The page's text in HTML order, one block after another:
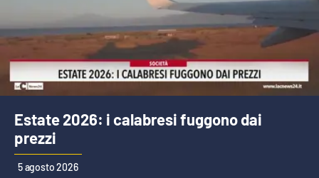
Estate 2026: i calabresi fuggono dai
prezzi
5 agosto 2026